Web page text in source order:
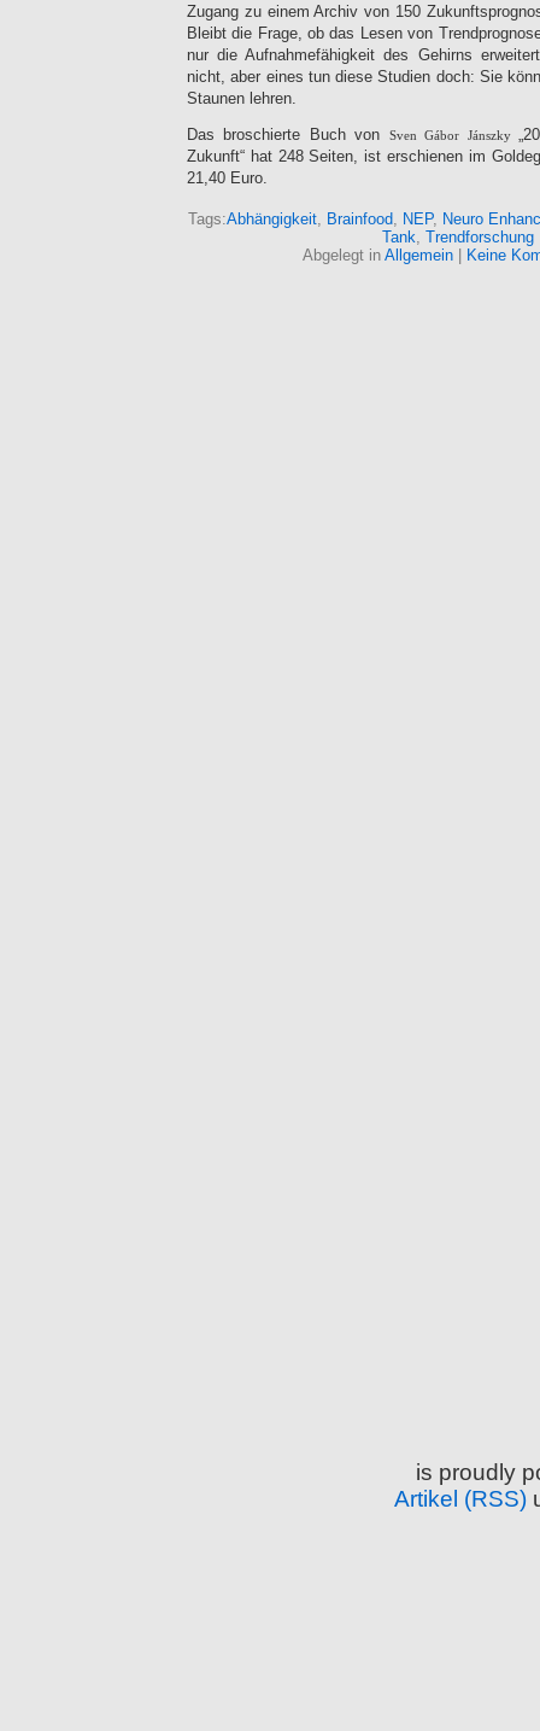
Zugang zu einem Archiv von 150
Bleibt die Frage, ob das Lesen von
nur die Aufnahmefähigkeit des Gehirns
nicht, aber eines tun diese Studien doch: Sie
Staunen lehren.
Das broschierte Buch von
Sven Gábor Jánszky
Zukunft“ hat 248 Seiten, ist erschienen im
21,40 Euro.
Tags:Abhängigkeit Brainfood NEP, Neuro
Tank Trendforschung
Abgelegt in Allgemein | Keine
is proudly
Artikel (RSS)